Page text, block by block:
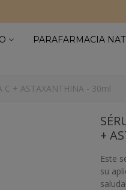
PARAFARMACIA
C + ASTAXANTHINA - 30ml
+
Este
su